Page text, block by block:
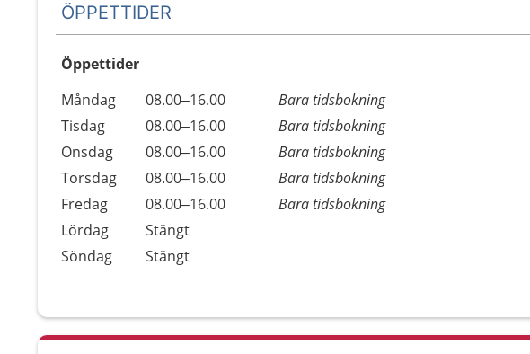
ÖPPETTIDER
Öppettider
Dag
Öppettider
Kommentarer
Måndag 08.00–16.00
Bara tidsbokning
Tisdag
08.00–16.00
Bara tidsbokning
Onsdag
08.00–16.00
Bara tidsbokning
Torsdag
08.00–16.00
Bara tidsbokning
Fredag
08.00–16.00
Bara tidsbokning
Lördag
Stängt
Söndag
Stängt